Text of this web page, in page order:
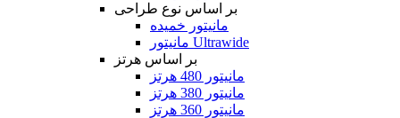
بر اساس نوع طراحی
مانیتور خمیده
مانیتور Ultrawide
بر اساس هرتز
مانیتور 480 هرتز
مانیتور 380 هرتز
مانیتور 360 هرتز